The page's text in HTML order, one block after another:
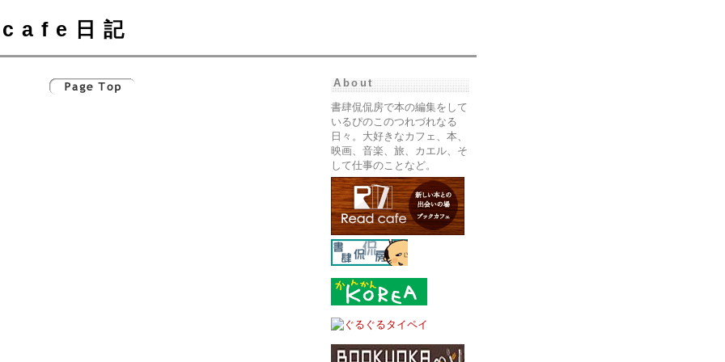
cafe日記
About
書肆侃侃房で本の編集をして
いるぴのこのつれづれなる
日々。大好きなカフェ、本、
映画、音楽、旅、カエル、そ
して仕事のことなど。